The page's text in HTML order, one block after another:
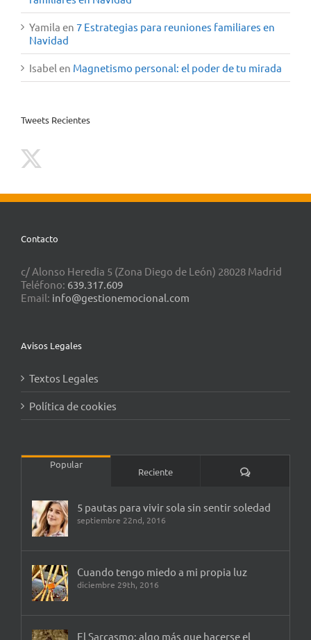
Yamila en 7 Estrategias para reuniones familiares en
Navidad
Isabel en Magnetismo personal: el poder de tu mirada
Tweets Recientes
Contacto
c/ Alonso Heredia 5 (Zona Diego de León) 28028 Madrid
Teléfono: 639.317.609
Email: info@gestionemocional.com
Avisos Legales
Textos Legales
Política de cookies
Popular
Reciente Comentarios
5 pautas para vivir sola sin sentir soledad
septiembre 22nd, 2016
Cuando tengo miedo a mi propia luz
diciembre 29th, 2016
El Sarcasmo: algo más que hacerse el